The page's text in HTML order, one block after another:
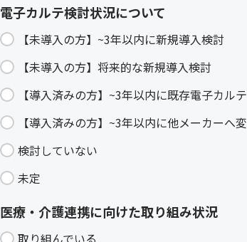
電子カルテ検討状況について
【未導入の方】~3年以内に新規導入検討
【未導入の方】将来的な新規導入検討
【導入済みの方】~3年以内に既存電子カル
【導入済みの方】~3年以内に他メーカーへ
検討していない
未定
医療・介護連携に向けた取り組み状況
取り組んでいる